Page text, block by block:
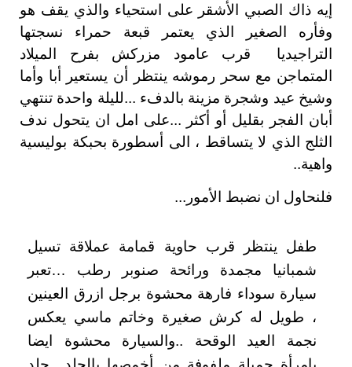
إيه ذاك الصبي الأشقر على استحياء والذي يقف هو
وفأره الصغير الذي يعتمر قبعة حمراء نسجتها
التراجيديا قرب عامود مزركش بفرح الميلاد
المتماجن مع سحر رموشه ينتظر أن يستعير أبا وأما
وشيخ عيد وشجرة مزينة بالدفء ...لليلة واحدة تنتهي
أبان الفجر بقليل أو أكثر ...على امل ان يتحول ندف
الثلج الذي لا يتساقط ، الى أسطورة بحبكة بوليسية
واهية..
فلنحاول ان نضبط الأمور...
طفل ينتظر قرب حاوية قمامة عملاقة تسيل
شمبانيا مجمدة ورائحة صنوبر رطب …تعبر
سيارة سوداء فارهة محشوة برجل ازرق العينين
، طويل له كرش صغيرة وخاتم ماسي يعكس
نجمة العيد الوقحة ..والسيارة محشوة ايضا